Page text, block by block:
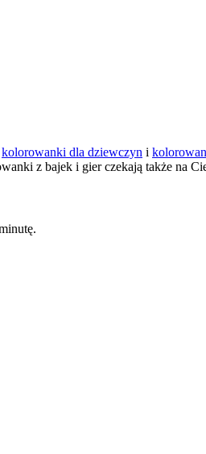
kolorowanki dla dziewczyn i
z bajek i gier czekają także na